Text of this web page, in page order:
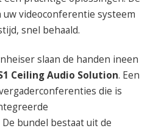
videoconferentie systeem
snel behaald.
slaan de handen ineen
Ceiling Audio Solution. Een
die is
bundel bestaat uit de